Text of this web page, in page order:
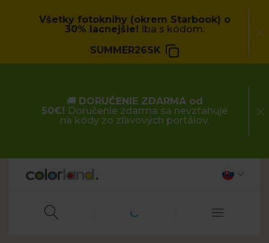
Všetky fotoknihy (okrem Starbook) o
30% lacnejšie! Iba s kódom:
SUMMER26SK
🚚 DORUČENIE ZDARMA od
50€! Doručenie zdarma sa nevzťahuje
na kódy zo zľavových portálov.